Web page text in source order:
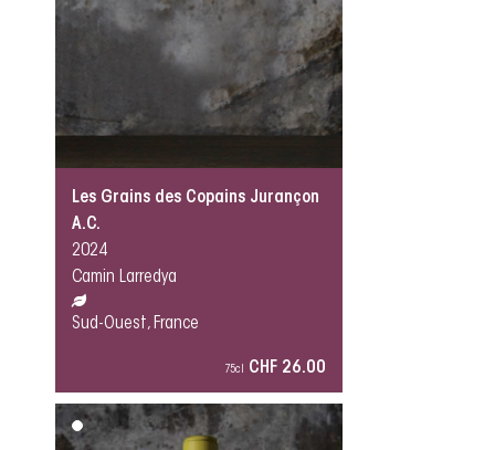
Les Grains des Copains Jurançon
A.C.
2024
Camin Larredya
Sud-Ouest, France
75cl CHF 26.00